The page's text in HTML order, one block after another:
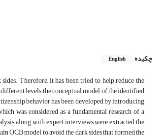
چکیده
English
Therefore, it has been tried to help reduce the
levels, the conceptual model of the identified
behavior has been developed by introducing
was considered as a fundamental research of a
along with expert interviews were extracted the
OCB model to avoid the dark sides that formed the